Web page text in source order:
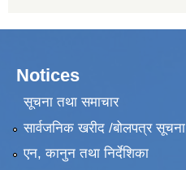
Notices
सूचना तथा समाचार
सार्वजनिक खरीद /बोलपत्र सूचना
एन, कानुन तथा निर्देशिका